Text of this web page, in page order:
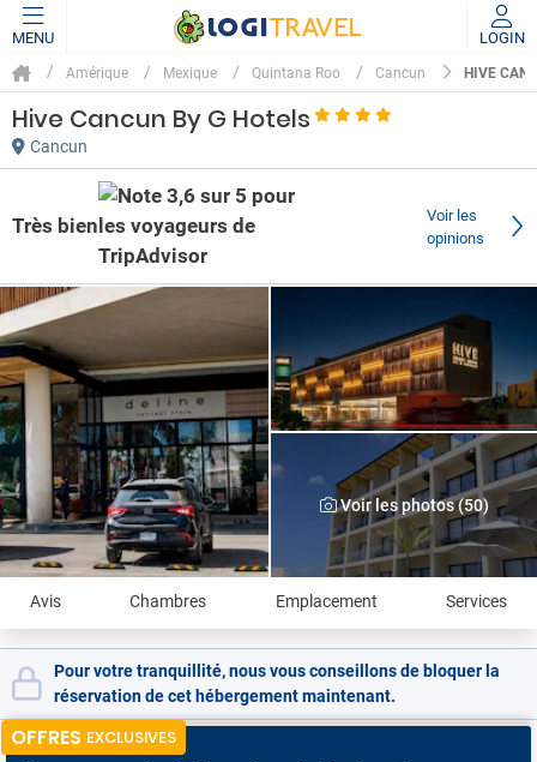
MENU LOGIN
Amérique Mexique Quintana Roo Cancun HIVE
Hive Cancun By G Hotels
Cancun
Très bien
Voir les
opinions
Voir les photos (50)
Avis Chambres Emplacement Services
Pour votre tranquillité, nous vous conseillons de bloquer la
réservation de cet hébergement maintenant.
OFFRES EXCLUSIVES